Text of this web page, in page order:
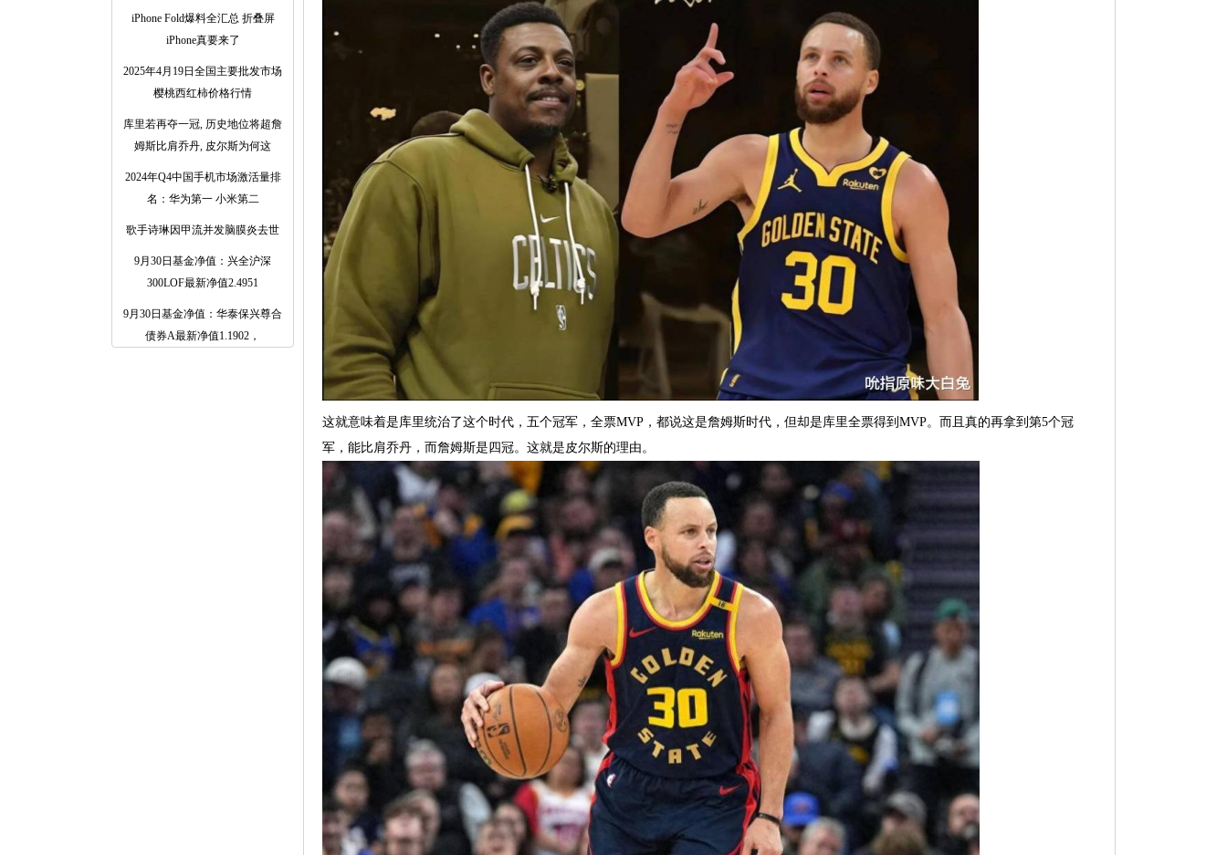
iPhone Fold爆料全汇总 折叠屏
iPhone真要来了
2025年4月19日全国主要批发市场
樱桃西红柿价格行情
库里若再夺一冠, 历史地位将超詹
姆斯比肩乔丹, 皮尔斯为何这
2024年Q4中国手机市场激活量排
名：华为第一 小米第二
歌手诗琳因甲流并发脑膜炎去世
9月30日基金净值：兴全沪深
300LOF最新净值2.4951
9月30日基金净值：华泰保兴尊合
债券A最新净值1.1902，
这就意味着是库里统治了这个时代，五个冠军，全票MVP，都说这是詹姆斯时代，但却是库里全票得到MVP。而且真的再拿到第5个冠
军，能比肩乔丹，而詹姆斯是四冠。这就是皮尔斯的理由。